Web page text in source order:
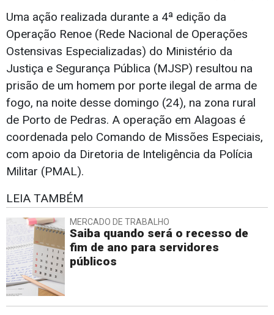
Uma ação realizada durante a 4ª edição da
Operação Renoe (Rede Nacional de Operações
Ostensivas Especializadas) do Ministério da
Justiça e Segurança Pública (MJSP) resultou na
prisão de um homem por porte ilegal de arma de
fogo, na noite desse domingo (24), na zona rural
de Porto de Pedras. A operação em Alagoas é
coordenada pelo Comando de Missões Especiais,
com apoio da Diretoria de Inteligência da Polícia
Militar (PMAL).
LEIA TAMBÉM
MERCADO DE TRABALHO
Saiba quando será o recesso de
fim de ano para servidores
públicos